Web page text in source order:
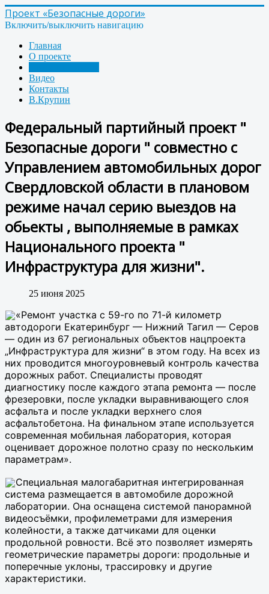
Проект «Безопасные дороги»
Включить/выключить навигацию
Главная
О проекте
Видео
Контакты
В.Крупин
Федеральный партийный проект "
Безопасные дороги " совместно с
Управлением автомобильных дорог
Свердловской области в плановом
режиме начал серию выездов на
обьекты , выполняемые в рамках
Национального проекта "
Инфраструктура для жизни".
25 июня 2025
«Ремонт участка с 59-го по 71-й километр
автодороги Екатеринбург — Нижний Тагил — Серов
— один из 67 региональных объектов нацпроекта
„Инфраструктура для жизни“ в этом году. На всех из
них проводится многоуровневый контроль качества
дорожных работ. Специалисты проводят
диагностику после каждого этапа ремонта — после
фрезеровки, после укладки выравнивающего слоя
асфальта и после укладки верхнего слоя
асфальтобетона. На финальном этапе используется
современная мобильная лаборатория, которая
оценивает дорожное полотно сразу по нескольким
параметрам».
Специальная малогабаритная интегрированная
система размещается в автомобиле дорожной
лаборатории. Она оснащена системой панорамной
видеосъёмки, профилеметрами для измерения
колейности, а также датчиками для оценки
продольной ровности. Всё это позволяет измерять
геометрические параметры дороги: продольные и
поперечные уклоны, трассировку и другие
характеристики.